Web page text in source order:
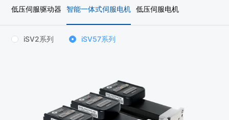
低压伺服驱动器 智能一体式伺服电机 低压伺服电机
iSV2系列 iSV57系列